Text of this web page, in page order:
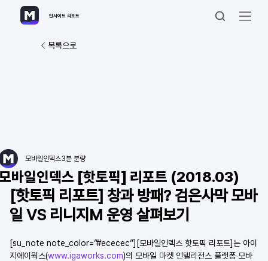
인사이트 리포트
목록으로
바일인덱스 [핫토픽] 리포트 (2018.03)
모바일인덱스3분 분량
[핫토픽 리포트] 창과 방패? 검은사막 모바
일 VS 리니지M 운영 살펴보기
[su_note note_color=”#ececec”][모바일인덱스 핫토픽 리포트]는 아이
지에이웍스(www.igaworks.com)의 모바일 마켓 인텔리전스 플랫폼 모바